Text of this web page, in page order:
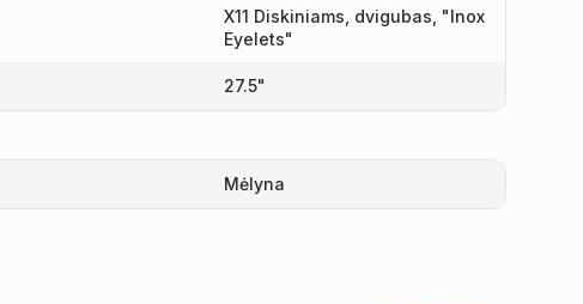
X11 Diskiniams, dvigubas, "Inox
Eyelets"
27.5"
Mėlyna